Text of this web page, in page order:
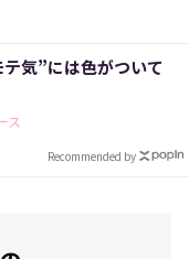
気”には色がついて
ス
Recommended by